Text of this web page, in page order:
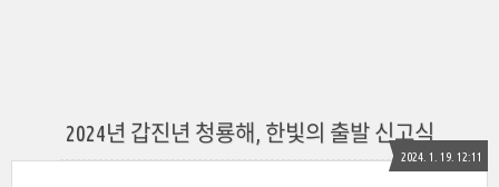
2024년 갑진년 청룡해, 한빛의 출발 신고식
2024. 1. 19. 12:11